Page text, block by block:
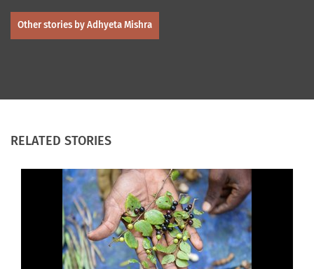
Other stories by Adhyeta Mishra
RELATED STORIES